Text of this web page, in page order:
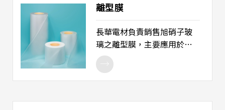
用。 產品用途： 1. 晶片黏
著。 2. 散熱片黏著。
離型膜
長華電材負責銷售旭硝子玻
璃之離型膜，主要應用於半
導體領域，包括HDI、BGA、
CSP 和 WLP晶圓封裝等產
品。AGC離型膜原材質為鐵氟